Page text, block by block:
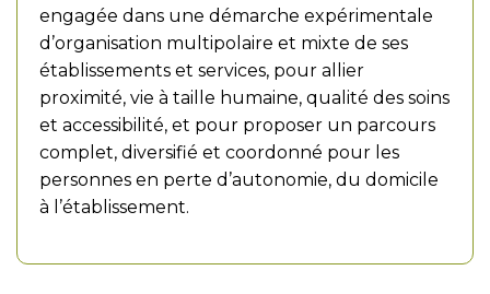
engagée dans une démarche expérimentale
d’organisation multipolaire et mixte de ses
établissements et services, pour allier
proximité, vie à taille humaine, qualité des soins
et accessibilité, et pour proposer un parcours
complet, diversifié et coordonné pour les
personnes en perte d’autonomie, du domicile
à l’établissement.